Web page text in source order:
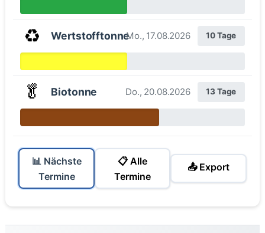
♻️ WertstofftonneMo., 17.08.2026 10 Tage
🥬 Biotonne Do., 20.08.2026 13 Tage
📊 Nächste
Termine
📋 Alle
Termine
📤 Export